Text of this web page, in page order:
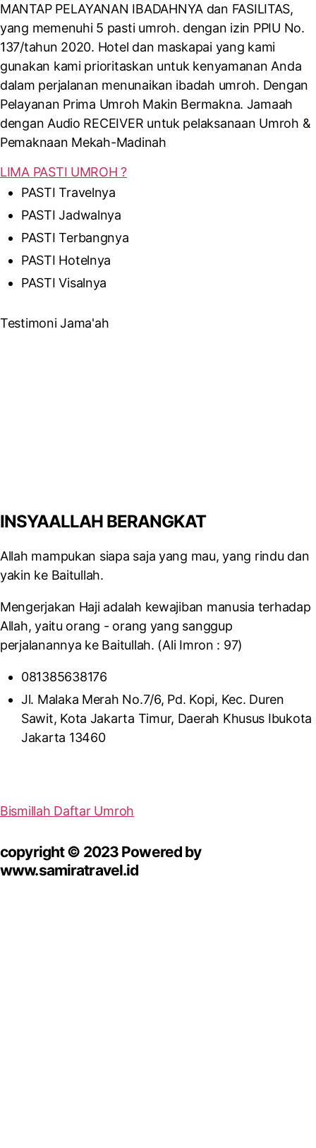
MANTAP PELAYANAN IBADAHNYA dan FASILITAS,
yang memenuhi 5 pasti umroh. dengan izin PPIU No.
137/tahun 2020. Hotel dan maskapai yang kami
gunakan kami prioritaskan untuk kenyamanan Anda
dalam perjalanan menunaikan ibadah umroh. Dengan
Pelayanan Prima Umroh Makin Bermakna. Jamaah
dengan Audio RECEIVER untuk pelaksanaan Umroh &
Pemaknaan Mekah-Madinah
LIMA PASTI UMROH ?
PASTI Travelnya
PASTI Jadwalnya
PASTI Terbangnya
PASTI Hotelnya
PASTI Visalnya
Testimoni Jama'ah
INSYAALLAH BERANGKAT
Allah mampukan siapa saja yang mau, yang rindu dan
yakin ke Baitullah.
Mengerjakan Haji adalah kewajiban manusia terhadap
Allah, yaitu orang - orang yang sanggup
perjalanannya ke Baitullah. (Ali Imron : 97)
081385638176
Jl. Malaka Merah No.7/6, Pd. Kopi, Kec. Duren
Sawit, Kota Jakarta Timur, Daerah Khusus Ibukota
Jakarta 13460
Bismillah Daftar Umroh
copyright © 2023 Powered by
www.samiratravel.id